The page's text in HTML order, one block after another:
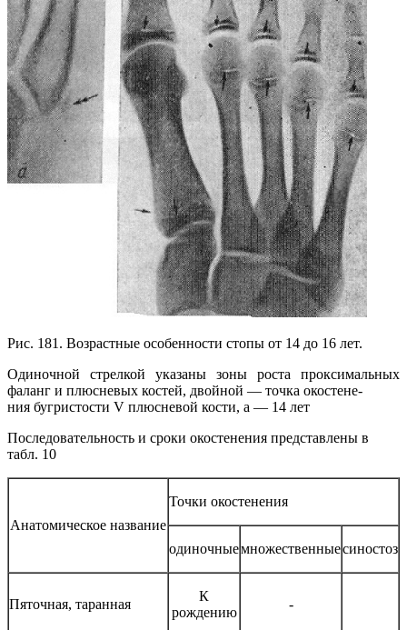
Рис. 181. Возрастные особенности стопы от 14 до 16 лет.
Одиночной стрелкой указаны зоны роста проксимальных
фаланг и плюсневых костей, двойной — точка окостене-
ния бугристости V плюсневой кости, а — 14 лет
Последовательность и сроки окостенения представлены в
табл. 10
Анатомическое название
Точки окостенения
одиночныемножественныесиностоз
Пяточная, таранная
К
рождению
-